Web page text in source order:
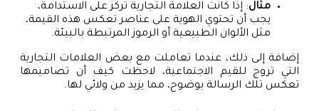
مثال: إذا كانت العلامة التجارية تركز على الاستدامة،
يجب أن تحتوي الهوية على عناصر تعكس هذه القيمة،
مثل الألوان الطبيعية أو الرموز المرتبطة بالبيئة.
إضافة إلى ذلك، عندما تعاملت مع بعض العلامات التجارية
التي تروج للقيم الاجتماعية، لاحظت كيف أن تصاميمها
تعكس تلك الرسالة بوضوح، مما يزيد من ولائي لها.